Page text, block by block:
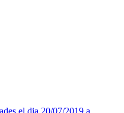
el dia 20/07/2019 a